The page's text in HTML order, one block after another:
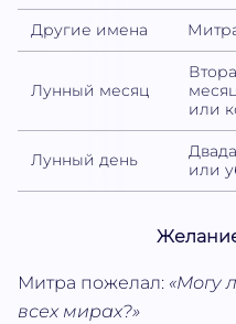
Другие имена
Лунный месяц
или
Лунный день
или
Митра пожелал: «Могу
всех мирах?»